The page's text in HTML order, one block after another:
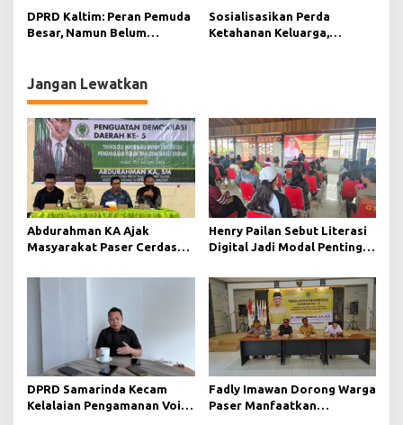
Aspirasi Masyarakat Paser
DPRD Kaltim: Peran Pemuda
Besar, Namun Belum
Sosialisasikan Perda
Ketahanan Keluarga,
Jangan Lewatkan
Abdurahman KA Ajak
Masyarakat Paser Cerdas
Digital
Henry Pailan Sebut Literasi
Digital Jadi Modal Penting
Lebih Terbuka
DPRD Samarinda Kecam
Kelalaian Pengamanan Void
Fadly Imawan Dorong Warga
Paser Manfaatkan